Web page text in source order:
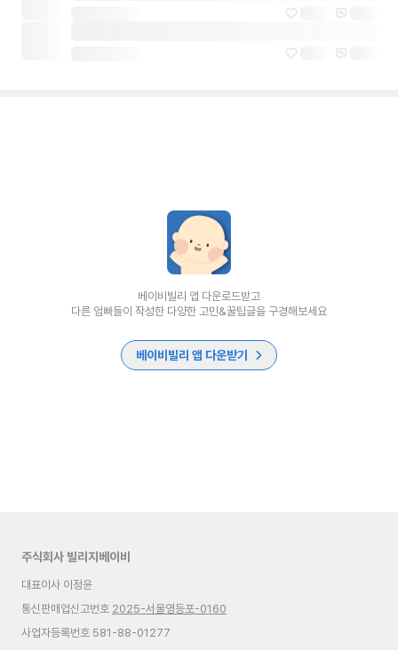
베이비빌리 앱 다운로드받고
다른 엄빠들이 작성한 다양한 고민&꿀팁글을 구경해보세요
베이비빌리 앱 다운받기
주식회사 빌리지베이비
대표이사 이정윤
통신판매업신고번호 2025-서울영등포-0160
사업자등록번호 581-88-01277